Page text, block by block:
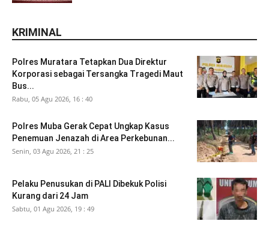
KRIMINAL
Polres Muratara Tetapkan Dua Direktur
Korporasi sebagai Tersangka Tragedi Maut
Bus...
Rabu, 05 Agu 2026, 16 : 40
Polres Muba Gerak Cepat Ungkap Kasus
Penemuan Jenazah di Area Perkebunan...
Senin, 03 Agu 2026, 21 : 25
Pelaku Penusukan di PALI Dibekuk Polisi
Kurang dari 24 Jam
Sabtu, 01 Agu 2026, 19 : 49